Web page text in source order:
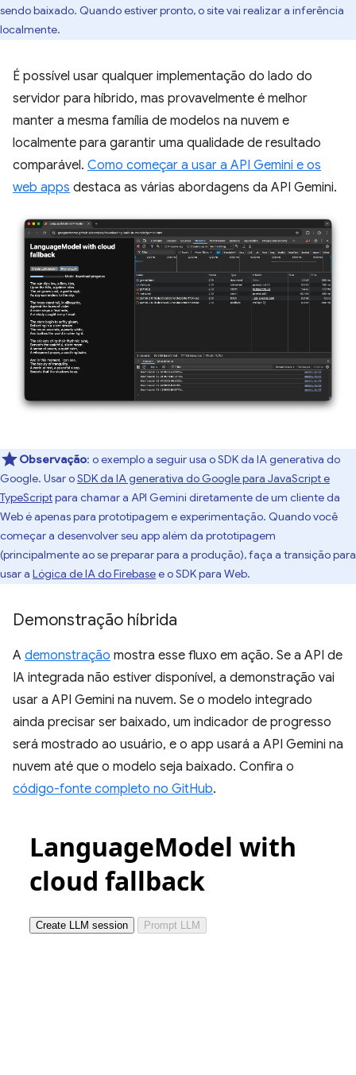
sendo baixado. Quando estiver pronto, o site vai realizar a inferência
localmente.
É possível usar qualquer implementação do lado do
servidor para híbrido, mas provavelmente é melhor
manter a mesma família de modelos na nuvem e
localmente para garantir uma qualidade de resultado
comparável. Como começar a usar a API Gemini e os
web apps destaca as várias abordagens da API Gemini.
Observação: o exemplo a seguir usa o SDK da IA generativa do
Google. Usar oSDK da IA generativa do Google para JavaScript e
TypeScriptpara chamar a API Gemini diretamente de um cliente da
Web é apenas para prototipagem e experimentação. Quando você
começar a desenvolver seu app além da prototipagem
(principalmente ao se preparar para a produção), faça a transição para
usar a Lógica de IA do Firebasee o SDK para Web.
Demonstração híbrida
A demonstração mostra esse fluxo em ação. Se a API de
IA integrada não estiver disponível, a demonstração vai
usar a API Gemini na nuvem. Se o modelo integrado
ainda precisar ser baixado, um indicador de progresso
será mostrado ao usuário, e o app usará a API Gemini na
nuvem até que o modelo seja baixado. Confira o
código-fonte completo no GitHub.